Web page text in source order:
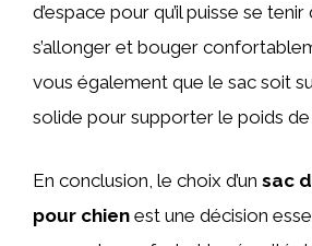
d’espace pour qu’il puisse se
s’allonger et bouger
vous également que le sac soit
solide pour supporter le poids
En conclusion, le choix d’un sac
pour chien est une décision